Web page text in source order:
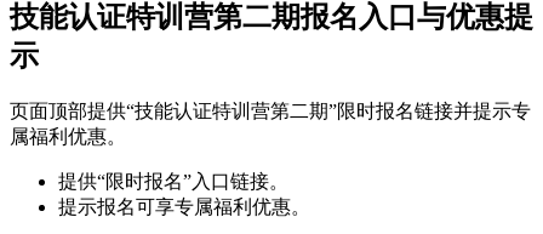
技能认证特训营第二期报名入口与优惠提
示
页面顶部提供“技能认证特训营第二期”限时报名链接并提示专
属福利优惠。
提供“限时报名”入口链接。
提示报名可享专属福利优惠。